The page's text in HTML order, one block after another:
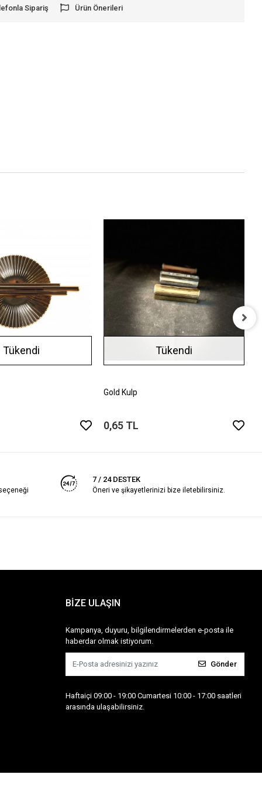
Sipariş Ürün Önerileri
Tükendi Tükendi
Gold Kulp
0,65 TL
7 / 24 DESTEK
Öneri ve şikayetlerinizi bize iletebilirsiniz.
BİZE ULAŞIN
Kampanya, duyuru, bilgilendirmelerden e-posta ile
haberdar olmak istiyorum.
Gönder
Haftaiçi 09:00 - 19:00 Cumartesi 10:00 - 17:00 saatleri
arasında ulaşabilirsiniz.